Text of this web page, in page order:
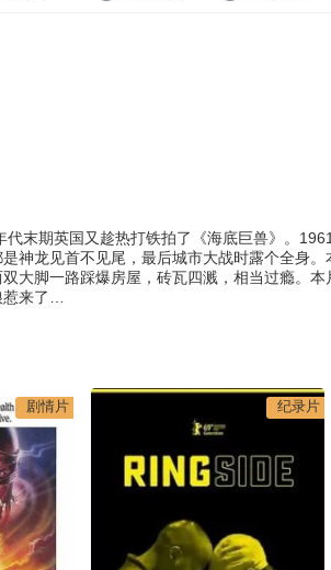
末期英国又趁热打铁拍了《海底巨兽》。
龙见首不见尾，最后城市大战时露个全身。
大脚一路踩爆房屋，砖瓦四溅，相当过瘾。
来了…
剧情片 纪录片